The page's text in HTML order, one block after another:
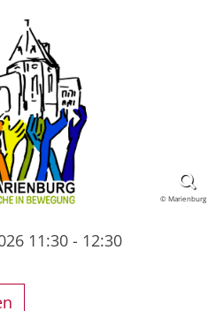
© Marienburg
11:30 - 12:30